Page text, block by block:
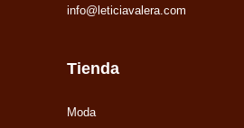
info@leticiavalera.com
Tienda
Moda